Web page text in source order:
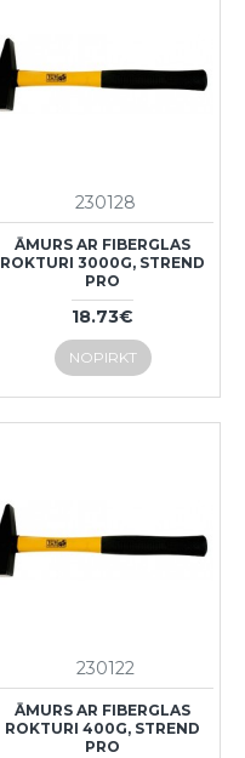
230128
ĀMURS AR FIBERGLAS
ROKTURI 3000G, STREND
PRO
18.73€
NOPIRKT
230122
ĀMURS AR FIBERGLAS
ROKTURI 400G, STREND
PRO